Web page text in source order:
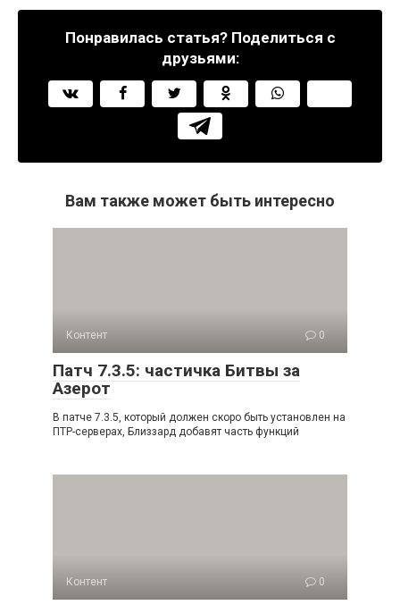
Понравилась статья? Поделиться с
друзьями:
Вам также может быть интересно
Контент 0
Патч 7.3.5: частичка Битвы за
Азерот
В патче 7.3.5, который должен скоро быть установлен на
ПТР-серверах, Близзард добавят часть функций
Контент 0